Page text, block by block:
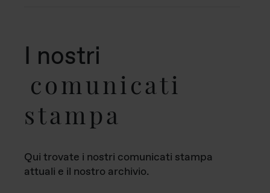
I nostri
comunicati
stampa
Qui trovate i nostri comunicati stampa
attuali e il nostro archivio.